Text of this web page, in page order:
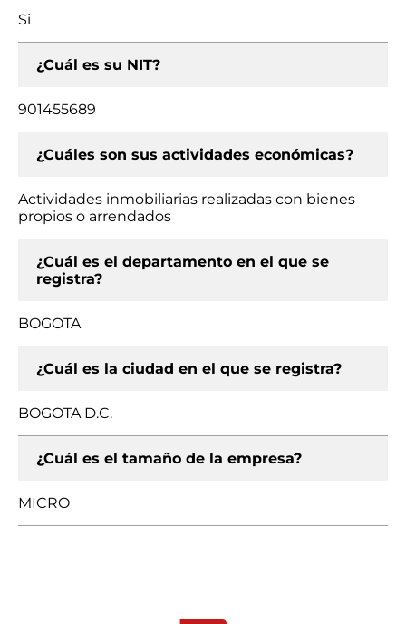
Si
¿Cuál es su NIT?
901455689
¿Cuáles son sus actividades económicas?
Actividades inmobiliarias realizadas con bienes
propios o arrendados
¿Cuál es el departamento en el que se
registra?
BOGOTA
¿Cuál es la ciudad en el que se registra?
BOGOTA D.C.
¿Cuál es el tamaño de la empresa?
MICRO